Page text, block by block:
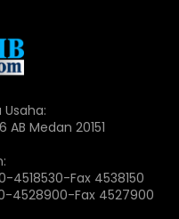
Medan 20151
4518530-Fax 4538150
4528900-Fax 4527900